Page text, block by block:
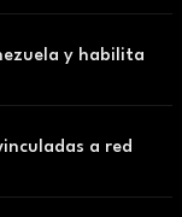
y habilita
a red